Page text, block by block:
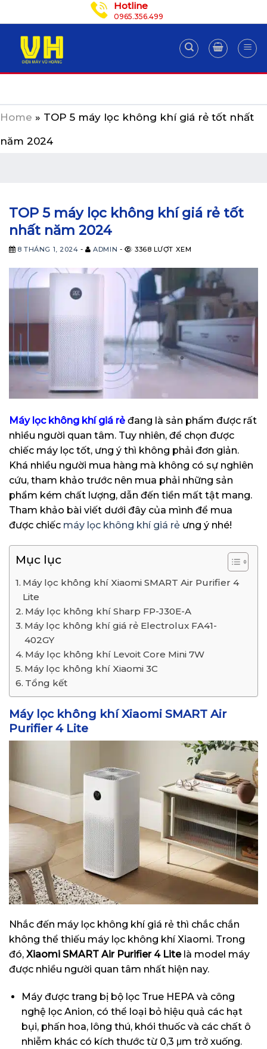
to
content
Hotline
0965.356.499
Home » TOP 5 máy lọc không khí giá rẻ tốt nhất
năm 2024
TOP 5 máy lọc không khí giá rẻ tốt
nhất năm 2024
8 THÁNG 1, 2024 - ADMIN - 3368 LƯỢT XEM
Máy lọc không khí giá rẻ đang là sản phẩm được rất
nhiều người quan tâm. Tuy nhiên, để chọn được
chiếc máy lọc tốt, ưng ý thì không phải đơn giản.
Khá nhiều người mua hàng mà không có sự nghiên
cứu, tham khảo trước nên mua phải những sản
phẩm kém chất lượng, dẫn đến tiền mất tật mang.
Tham khảo bài viết dưới đây của mình để mua
được chiếc máy lọc không khí giá rẻ ưng ý nhé!
Mục lục
Máy lọc không khí Xiaomi SMART Air Purifier 4
Lite
Máy lọc không khí Sharp FP-J30E-A
Máy lọc không khí giá rẻ Electrolux FA41-
402GY
Máy lọc không khí Levoit Core Mini 7W
Máy lọc không khí Xiaomi 3C
Tổng kết
Máy lọc không khí Xiaomi SMART Air
Purifier 4 Lite
Nhắc đến máy lọc không khí giá rẻ thì chắc chắn
không thể thiếu máy lọc không khí Xiaomi. Trong
đó, Xiaomi SMART Air Purifier 4 Litelà model máy
được nhiều người quan tâm nhất hiện nay.
Máy được trang bị bộ lọc True HEPA và công
nghệ lọc Anion, có thể loại bỏ hiệu quả các hạt
bụi, phấn hoa, lông thú, khói thuốc và các chất ô
nhiễm khác có kích thước từ 0,3 μm trở xuống.